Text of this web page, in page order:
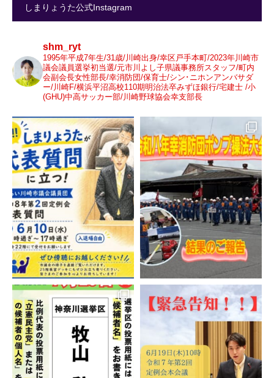
しまりょうた公式Instagram
shm_ryt
1995年平成7年生/31歳/川崎出身/幸区戸手本町/2023年川崎市
議会議員選挙初当選/元市川よし子県議事務所スタッフ/町内
会副会長女性部長/幸消防団/保育士/シン･ニホンアンバサダ
ー/川崎F/横浜平沼高校110期明治法卒みずほ銀行/宅建士 /小
(GHU)中高サッカー部/川崎野球協会幸支部長